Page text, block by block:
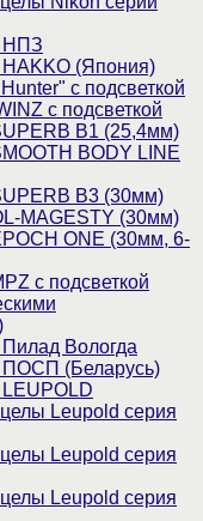
НПЗ
(Япония)
с подсветкой
с подсветкой
B1 (25,4мм)
BODY LINE
B3 (30мм)
MAGESTY (30мм)
ONE (30мм, 6-
с подсветкой
Вологда
ПОСП (Беларусь)
Leupold серия
Leupold серия
Leupold серия